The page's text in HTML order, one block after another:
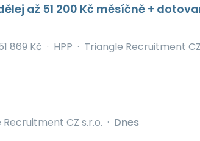
až 51 200 Kč měsíčně +
869 Kč · HPP · Triangle Recruitment CZ
CZ s.r.o. · Dnes